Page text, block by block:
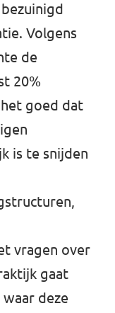
Volgens
de
20%
goed dat
is te snijden
vragen over
gaat
deze